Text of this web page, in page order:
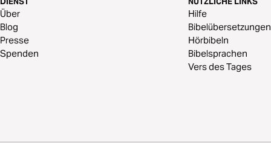
Über
Blog
Presse
Spenden
Hilfe
Bibelübersetzungen
Hörbibeln
Bibelsprachen
Vers des Tages